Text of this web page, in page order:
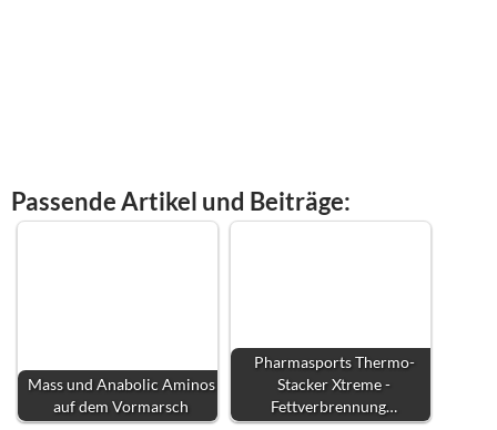
Passende Artikel und Beiträge:
Mass und Anabolic Aminos
auf dem Vormarsch
Pharmasports Thermo-
Stacker Xtreme -
Fettverbrennung…